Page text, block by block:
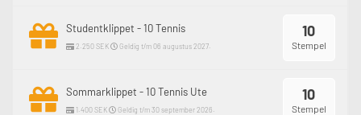
10
Stempel
Studentklippet - 10 Tennis
2.250 SEK Geldig t/m 06 augustus 2027.
10
Stempel
Sommarklippet - 10 Tennis Ute
1.400 SEK Geldig t/m 30 september 2026.